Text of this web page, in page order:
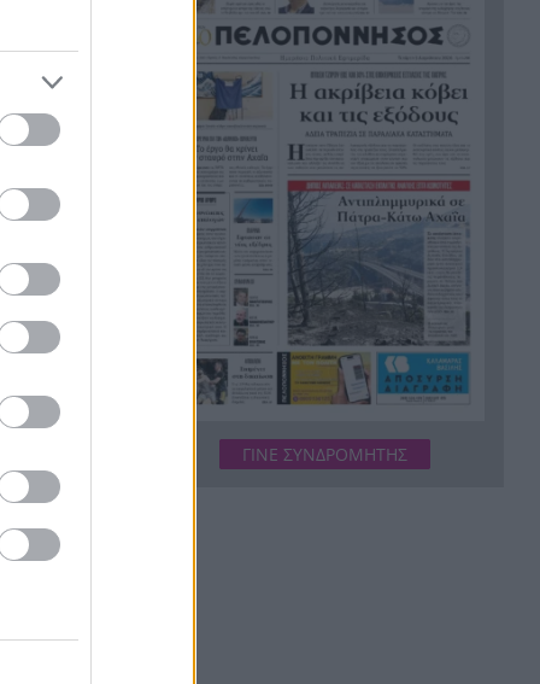
τη
Η
16:38
Ο Τιάγκο Μέσι στη Μασία: Ο
γιος του Λιονέλ φορά τα
μπλαουγκράνα από τον
Νοέμβριο
16:31 Η αξιοπιστία των απειλών
κρίνεται στις πράξεις
Άμεσα η αντικατάσταση του
μετεωρολογικού σταθμού που
καταστράφηκε από την
πυρκαγιά στην Αιγιάλεια
16:17
Δεν έμειναν θεατές: Πελάτες
ορμούν σε ληστή που έριξε
Ρήγμα στην «Ελπίδα για τη
ΓΙΝΕ ΣΥΝΔΡΟΜΗΤΗΣ